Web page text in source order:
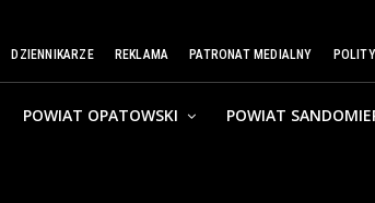
DZIENNIKARZE REKLAMA PATRONAT MEDIALNY
POWIAT OPATOWSKI POWIAT